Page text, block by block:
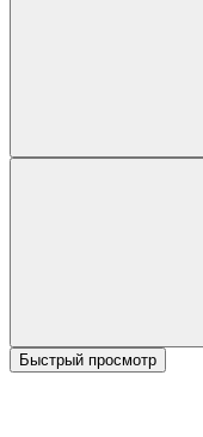
Быстрый просмотр